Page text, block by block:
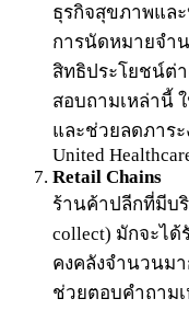
ธุรกิจสุขภาพแล
การนัดหมายจำ
สิทธิประโยชน์ต่
สอบถามเหล่านี้
และช่วยลดภาระ
United
Retail Chains
ร้านค้าปลีกที่มีบริ
collect) มักจะไ
คงคลังจำนวนม
ช่วยตอบคำถาม